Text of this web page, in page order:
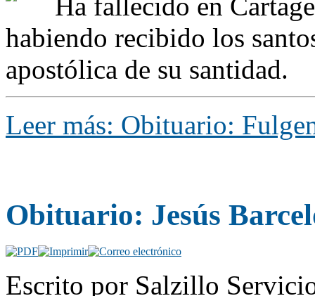
habiendo recibido los
apostólica de su santidad.
Leer más: Obituario:
Obituario: Jesús
Escrito por Salzillo